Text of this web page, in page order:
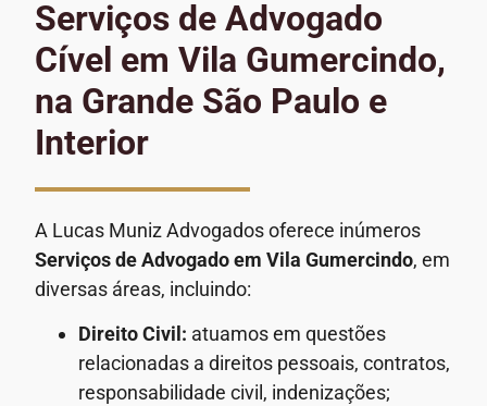
Serviços de Advogado
Cível em Vila Gumercindo,
na Grande São Paulo e
Interior
A Lucas Muniz Advogados oferece inúmeros
Serviços de Advogadoem Vila Gumercindo, em
diversas áreas, incluindo:
Direito Civil: atuamos em questões
relacionadas a direitos pessoais, contratos,
responsabilidade civil, indenizações;